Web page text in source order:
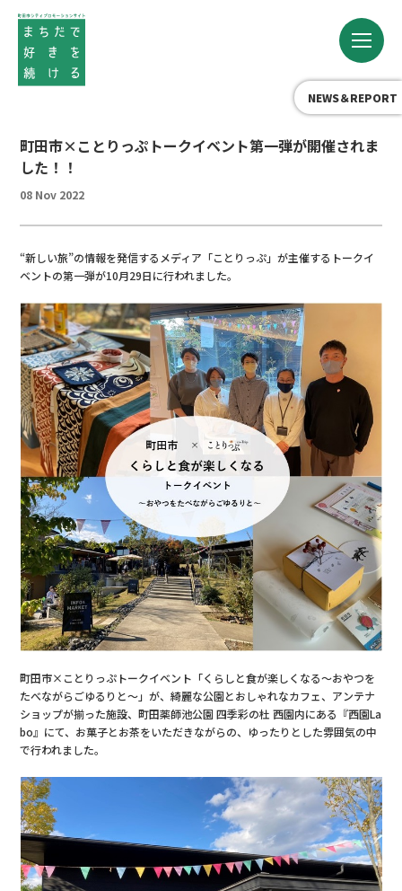
NEWS＆REPORT
町田市×ことりっぷトークイベント第一弾が開催されま
した！！
08 Nov 2022
“新しい旅”の情報を発信するメディア「ことりっぷ」が主催するトークイ
ベントの第一弾が10月29日に行われました。
町田市×ことりっぷトークイベント「くらしと食が楽しくなる～おやつを
たべながらごゆるりと～」が、綺麗な公園とおしゃれなカフェ、アンテナ
ショップが揃った施設、町田薬師池公園 四季彩の杜 西園内にある『西園La
bo』にて、お菓子とお茶をいただきながらの、ゆったりとした雰囲気の中
で行われました。